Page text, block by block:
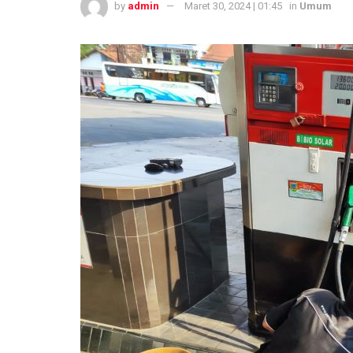
by admin Maret 30, 2024 | 01:45 in Umum